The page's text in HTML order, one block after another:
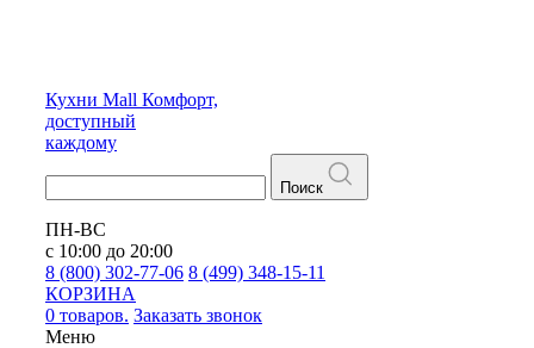
Кухни Mall Комфорт,
доступный
каждому
Поиск
ПН-ВС
с 10:00 до 20:00
8 (800) 302-77-06 8 (499) 348-15-11
КОРЗИНА
0 товаров. Заказать звонок
Меню